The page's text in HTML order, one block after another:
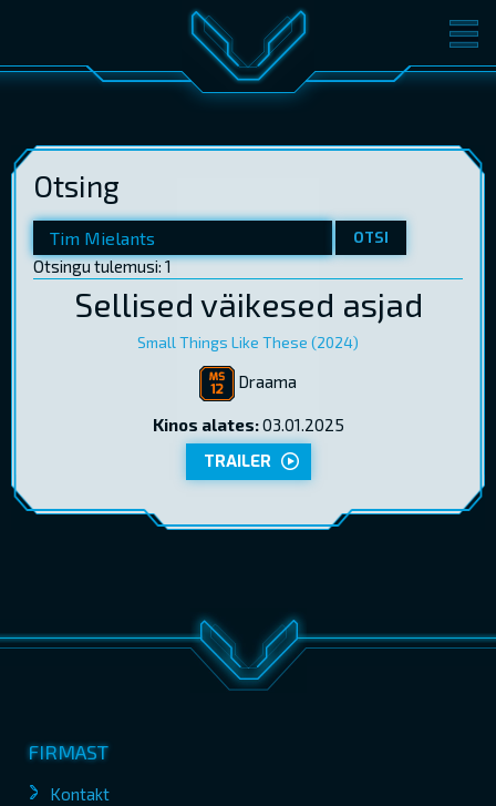
FILMID PILETID
KONVERENTS
KINKEKAARDID
Otsing
OTSI
Otsingu tulemusi: 1
Sellised väikesed asjad
Small Things Like These (2024)
Draama
Kinos alates:03.01.2025
TRAILER
FIRMAST
Kontakt